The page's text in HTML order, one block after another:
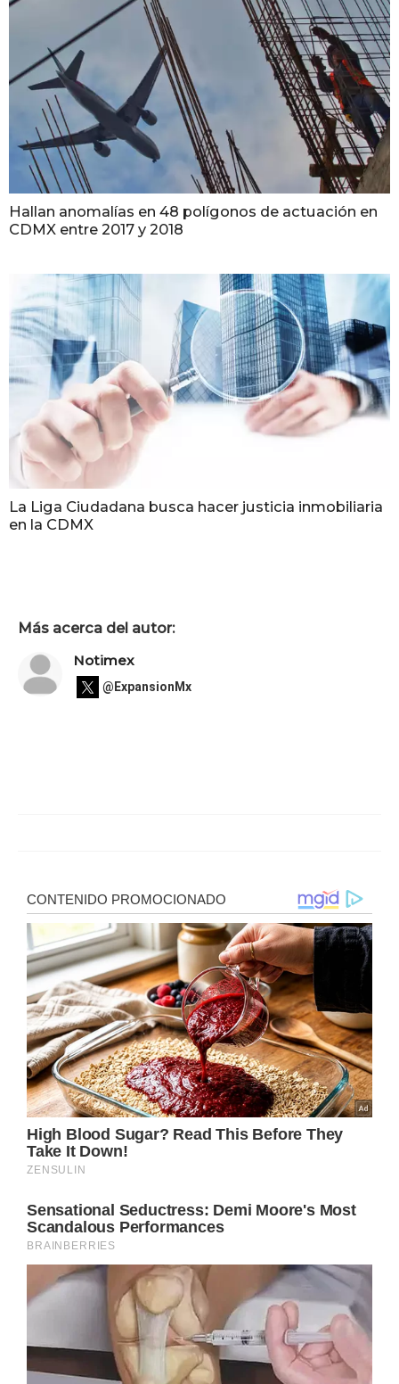
Hallan anomalías en 48 polígonos de actuación en
CDMX entre 2017 y 2018
La Liga Ciudadana busca hacer justicia inmobiliaria
en la CDMX
Más acerca del autor:
Notimex
@ExpansionMx